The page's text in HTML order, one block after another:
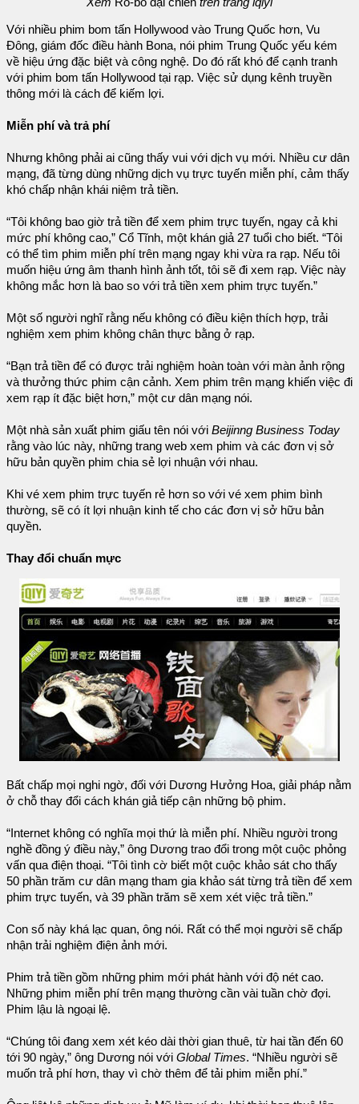
Với nhiều phim bom tấn Hollywood vào Trung Quốc hơn, Vu
Đông, giám đốc điều hành Bona, nói phim Trung Quốc yếu kém
về hiệu ứng đặc biệt và công nghệ. Do đó rất khó để cạnh tranh
với phim bom tấn Hollywood tại rạp. Việc sử dụng kênh truyền
thông mới là cách để kiếm lợi.
Miễn phí và trả phí
Nhưng không phải ai cũng thấy vui với dịch vụ mới. Nhiều cư dân
mạng, đã từng dùng những dịch vụ trực tuyến miễn phí, cảm thấy
khó chấp nhận khái niệm trả tiền.
“Tôi không bao giờ trả tiền để xem phim trực tuyến, ngay cả khi
mức phí không cao,” Cổ Tĩnh, một khán giả 27 tuổi cho biết. “Tôi
có thể tìm phim miễn phí trên mạng ngay khi vừa ra rạp. Nếu tôi
muốn hiệu ứng âm thanh hình ảnh tốt, tôi sẽ đi xem rạp. Việc này
không mắc hơn là bao so với trả tiền xem phim trực tuyến.”
Một số người nghĩ rằng nếu không có điều kiện thích hợp, trải
nghiệm xem phim không chân thực bằng ở rạp.
“Bạn trả tiền để có được trải nghiệm hoàn toàn với màn ảnh rộng
và thưởng thức phim cận cảnh. Xem phim trên mạng khiến việc đi
xem rạp ít đặc biệt hơn,” một cư dân mạng nói.
Một nhà sản xuất phim giấu tên nói với Beijinng Business Today
rằng vào lúc này, những trang web xem phim và các đơn vị sở
hữu bản quyền phim chia sẻ lợi nhuận với nhau.
Khi vé xem phim trực tuyến rẻ hơn so với vé xem phim bình
thường, sẽ có ít lợi nhuận kinh tế cho các đơn vị sở hữu bản
quyền.
Thay đổi chuẩn mực
Bất chấp mọi nghi ngờ, đối với Dương Hưởng Hoa, giải pháp nằm
ở chỗ thay đổi cách khán giả tiếp cận những bộ phim.
“Internet không có nghĩa mọi thứ là miễn phí. Nhiều người trong
nghề đồng ý điều này,” ông Dương trao đổi trong một cuộc phỏng
vấn qua điện thoại. “Tôi tình cờ biết một cuộc khảo sát cho thấy
50 phần trăm cư dân mạng tham gia khảo sát từng trả tiền để xem
phim trực tuyến, và 39 phần trăm sẽ xem xét việc trả tiền.”
Con số này khá lạc quan, ông nói. Rất có thể mọi người sẽ chấp
nhận trải nghiệm điện ảnh mới.
Phim trả tiền gồm những phim mới phát hành với độ nét cao.
Những phim miễn phí trên mạng thường cần vài tuần chờ đợi.
Phim lậu là ngoại lệ.
“Chúng tôi đang xem xét kéo dài thời gian thuê, từ hai tần đến 60
tới 90 ngày,” ông Dương nói với Global Times. “Nhiều người sẽ
muốn trả phí hơn, thay vì chờ thêm để tải phim miễn phí.”